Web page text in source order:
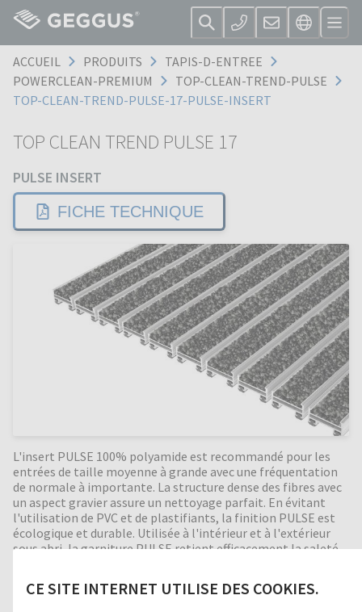
CE SITE INTERNET UTILISE DES COOKIES.
ACCUEIL PRODUITS
TAPIS-D-ENTREE
POWERCLEAN-PREMIUM
TOP-CLEAN-TREND-PULSE
TOP-CLEAN-TREND-PULSE-17-PULSE-INSERT
TOP CLEAN TREND PULSE 17
PULSE INSERT
FICHE TECHNIQUE
L'insert PULSE 100% polyamide est recommandé pour les
entrées de taille moyenne à grande avec une fréquentation
de normale à importante. La structure dense des fibres avec
un aspect gravier assure un nettoyage parfait. En évitant
l'utilisation de PVC et de plastifiants, la finition PULSE est
écologique et durable. Utilisée à l'intérieur et à l'extérieur
sous abri, la garniture PULSE retient efficacement la saleté
différentes hauteurs et en toutes dimensions. Formes